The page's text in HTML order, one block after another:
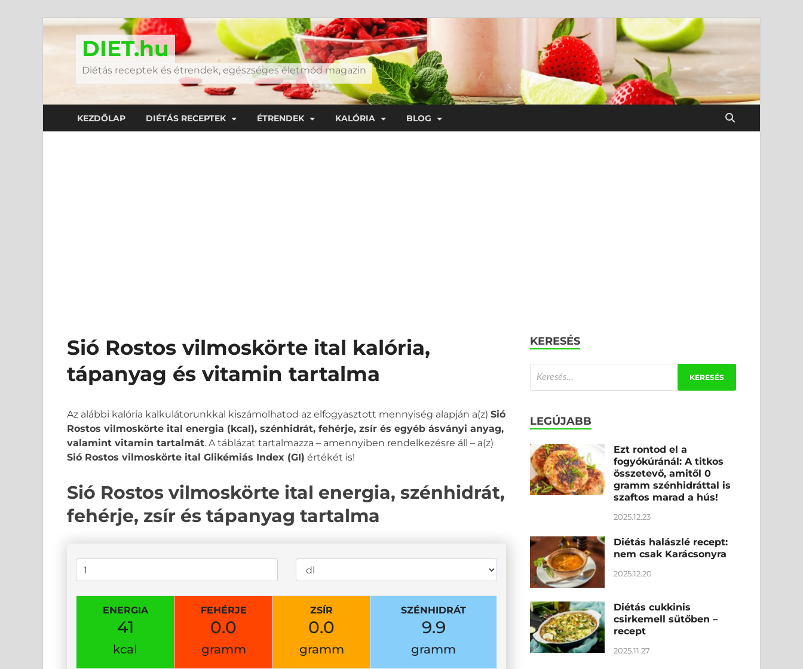
DIET.hu
Diétás receptek és étrendek, egészséges életmód magazin
KEZDŐLAP DIÉTÁS RECEPTEK ÉTRENDEK KALÓRIA BLOG
Sió Rostos vilmoskörte ital kalória,
tápanyag és vitamin tartalma
Az alábbi kalória kalkulátorunkkal kiszámolhatod az elfogyasztott mennyiség alapján a(z) Sió
Rostos vilmoskörte ital energia (kcal), szénhidrát, fehérje, zsír és egyéb ásványi anyag,
valamint vitamin tartalmát. A táblázat tartalmazza – amennyiben rendelkezésre áll – a(z)
Sió Rostos vilmoskörte ital Glikémiás Index (GI) értékét is!
Sió Rostos vilmoskörte ital energia, szénhidrát,
fehérje, zsír és tápanyag tartalma
ENERGIA
41
kcal
FEHÉRJE
0.0
gramm
ZSÍR
0.0
gramm
SZÉNHIDRÁT
9.9
gramm
KERESÉS
LEGÚJABB
Ezt rontod el a
fogyókúránál: A titkos
összetevő, amitől 0
gramm szénhidráttal is
szaftos marad a hús!
2025.12.23
Diétás halászlé recept:
nem csak Karácsonyra
2025.12.20
Diétás cukkinis
csirkemell sütőben –
recept
2025.11.27